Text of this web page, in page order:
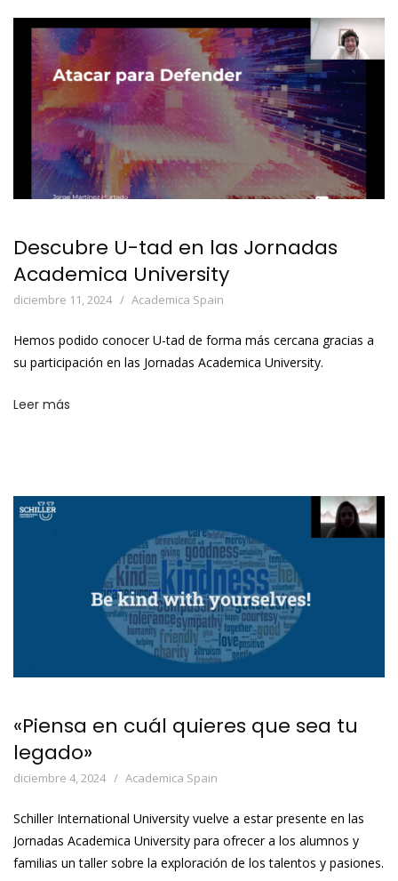
Descubre U-tad en las Jornadas
Academica University
diciembre 11, 2024 Academica Spain
Hemos podido conocer U-tad de forma más cercana gracias a
su participación en las Jornadas Academica University.
Leer más
«Piensa en cuál quieres que sea tu
legado»
diciembre 4, 2024 Academica Spain
Schiller International University vuelve a estar presente en las
Jornadas Academica University para ofrecer a los alumnos y
familias un taller sobre la exploración de los talentos y pasiones.